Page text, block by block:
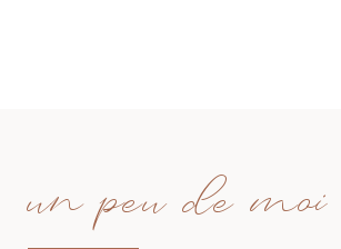
un peu de moi